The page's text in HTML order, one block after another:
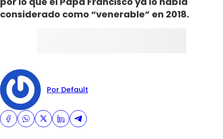
considerado como “venerable” en 2018.
Por Default